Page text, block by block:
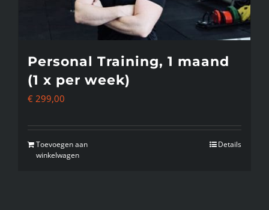
Personal Training, 1 maand
(1 x per week)
€ 299,00
Toevoegen aan
winkelwagen
Details